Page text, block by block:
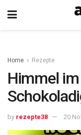
Home Rezepte
Himmel
by rezepte38 20